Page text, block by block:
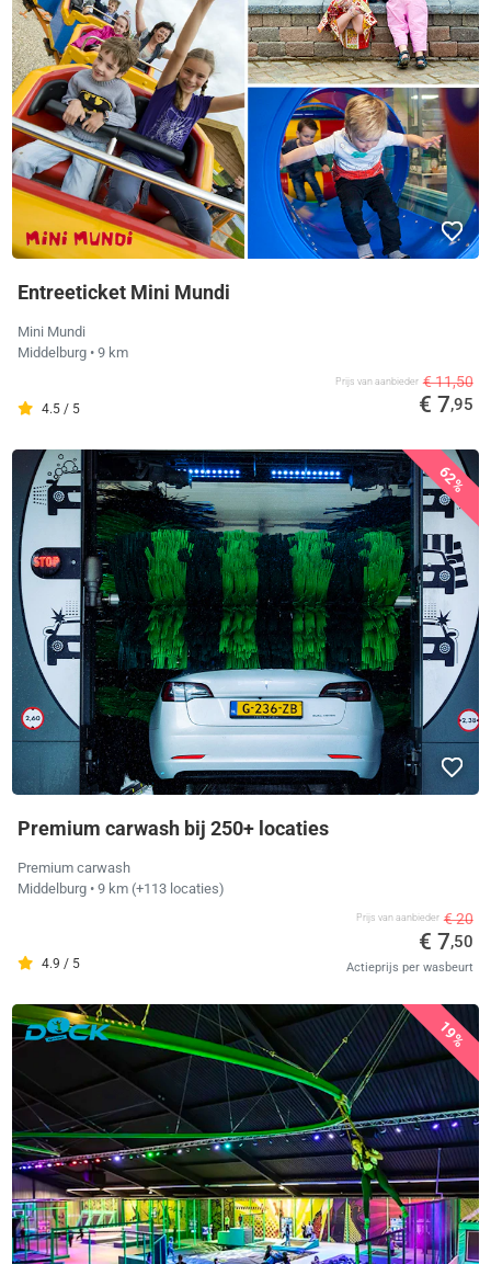
Entreeticket Mini Mundi
Mini Mundi
Middelburg • 9 km
4.5 / 5
Prijs van aanbieder € 11,50
€ 7,95
62%
Premium carwash bij 250+ locaties
Premium carwash
Middelburg • 9 km (+113 locaties)
4.9 / 5
Prijs van aanbieder € 20
€ 7,50
Actieprijs per wasbeurt
19%